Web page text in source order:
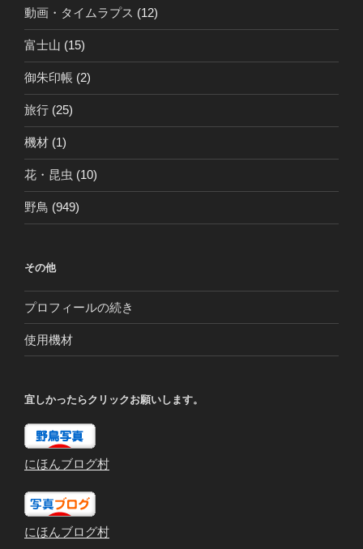
動画・タイムラプス (12)
富士山 (15)
御朱印帳 (2)
旅行 (25)
機材 (1)
花・昆虫 (10)
野鳥 (949)
その他
プロフィールの続き
使用機材
宜しかったらクリックお願いします。
にほんブログ村
にほんブログ村